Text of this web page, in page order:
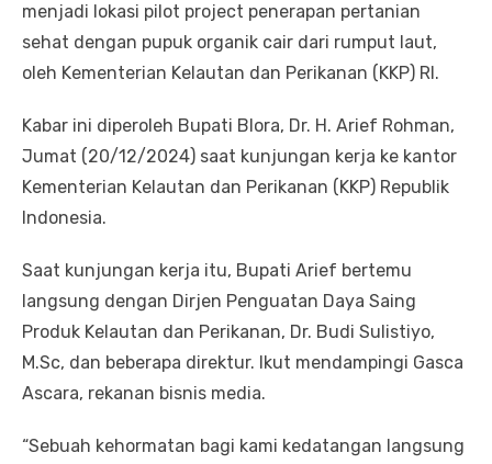
menjadi lokasi pilot project penerapan pertanian
sehat dengan pupuk organik cair dari rumput laut,
oleh Kementerian Kelautan dan Perikanan (KKP) RI.
Kabar ini diperoleh Bupati Blora, Dr. H. Arief Rohman,
Jumat (20/12/2024) saat kunjungan kerja ke kantor
Kementerian Kelautan dan Perikanan (KKP) Republik
Indonesia.
Saat kunjungan kerja itu, Bupati Arief bertemu
langsung dengan Dirjen Penguatan Daya Saing
Produk Kelautan dan Perikanan, Dr. Budi Sulistiyo,
M.Sc, dan beberapa direktur. Ikut mendampingi Gasca
Ascara, rekanan bisnis media.
“Sebuah kehormatan bagi kami kedatangan langsung